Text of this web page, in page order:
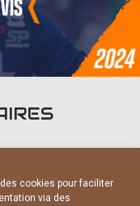
cookies pour faciliter
via des